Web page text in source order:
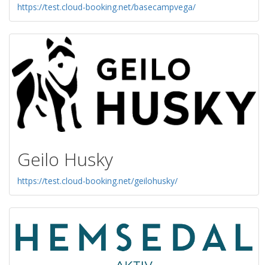
https://test.cloud-booking.net/basecampvega/
Geilo Husky
https://test.cloud-booking.net/geilohusky/